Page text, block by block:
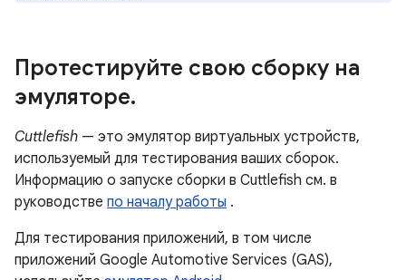
Протестируйте свою сборку на
эмуляторе.
Cuttlefish — это эмулятор виртуальных устройств,
используемый для тестирования ваших сборок.
Информацию о запуске сборки в Cuttlefish см. в
руководстве по началу работы .
Для тестирования приложений, в том числе
приложений Google Automotive Services (GAS),